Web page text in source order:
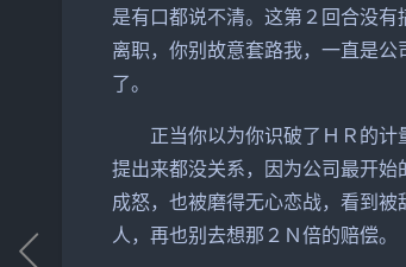
是有口都说不清。这第２回合没
离职，你别故意套路我，一直是
了。
正当你以为你识破了ＨＲ的
提出来都没关系，因为公司最开
成怒，也被磨得无心恋战，看到
人，再也别去想那２Ｎ倍的赔偿。